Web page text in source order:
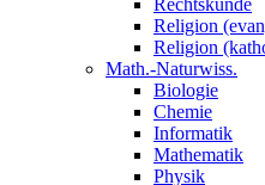
Rechtskunde
Religion
Religion
Math.-Naturwiss.
Biologie
Chemie
Informatik
Mathematik
Physik